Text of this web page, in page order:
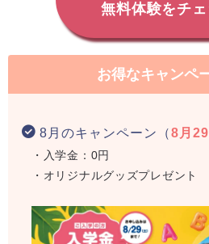
無料体験をチェ
お得なキャンペ
8月のキャンペーン（8月
・入学金：0円
・オリジナルグッズプレゼント